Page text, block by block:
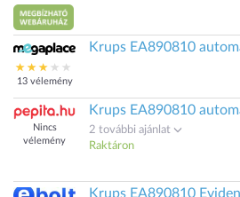
13 vélemény
Krups EA890810
Nincs
vélemény
Krups EA890810
2 további ajánlat
Raktáron
Krups EA890810